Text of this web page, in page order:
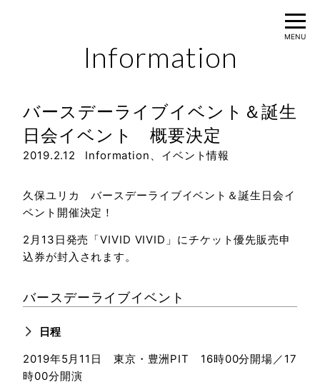
Information
Profile
Movie
Live
MENU
Information
バースデーライブイベント＆誕生
日会イベント 概要決定
2019.2.12 Information 、 イベント情報
久保ユリカ バースデーライブイベント＆誕生日会イ
ベント開催決定！
2月13日発売「VIVID VIVID」にチケット優先販売申
込券が封入されます。
バースデーライブイベント
日程
2019年5月11日 東京・豊洲PIT 16時00分開場／17
時00分開演